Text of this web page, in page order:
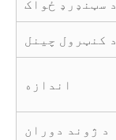
د سټنډرډ ځواک
د کنټرول چینل
اندازه
د ژوند دوران